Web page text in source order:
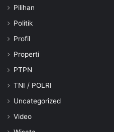
Pilihan
Politik
Profil
Properti
PTPN
TNI / POLRI
Uncategorized
Video